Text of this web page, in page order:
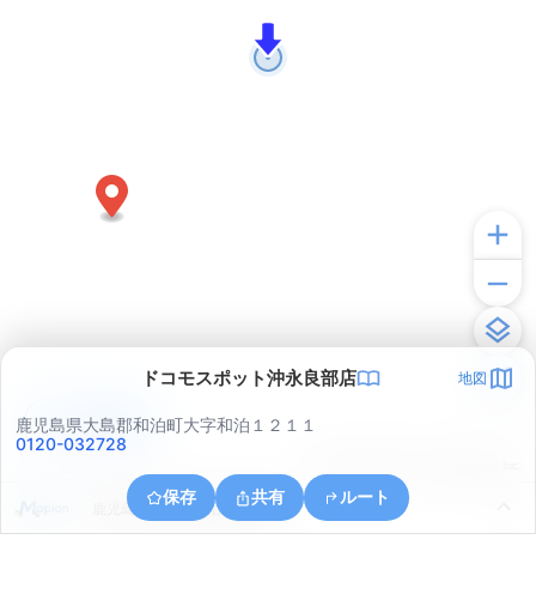
ドコモスポット沖永良部店 地図
鹿児島県大島郡和泊町大字和泊１２１１
0120-032728
保存 共有 ルート
鹿児島県大島郡和泊町喜美留
アプリで見る